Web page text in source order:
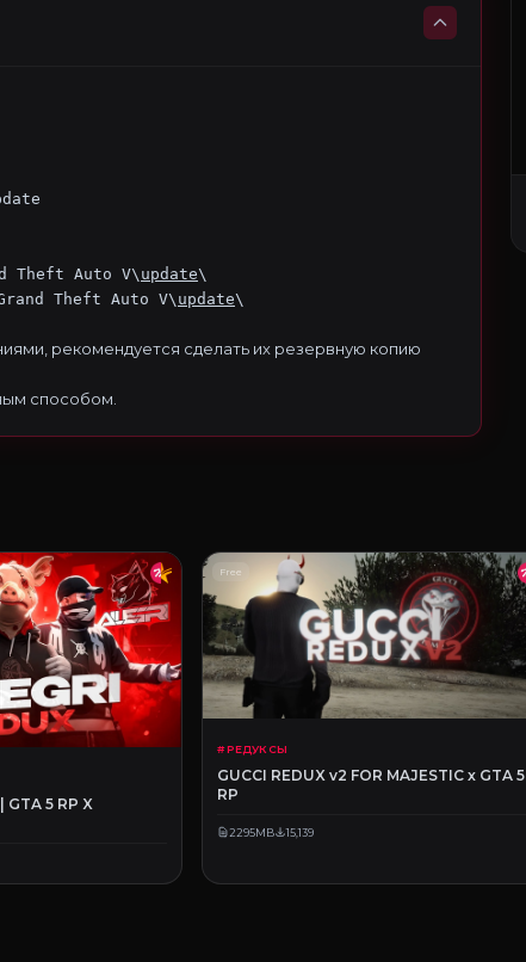
Theft Auto V\update\
Theft Auto V\ update\
рекомендуется сделать их резервную копию
способом.
GTA 5 RP X
Free
# РЕДУКСЫ
GUCCI REDUX v2 FOR MAJESTIC x GTA 5
RP
2295MB 15,139